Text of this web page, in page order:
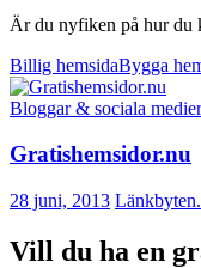
Är du nyfiken på hur du
Billig hemsidaBygga
Bloggar & sociala medier
Gratishemsidor.nu
28 juni, 2013
Vill du ha en